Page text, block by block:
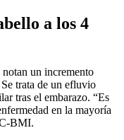
a los 4
un incremento
trata de un efluvio
tras el embarazo. “Es
en la mayoría
BMI.